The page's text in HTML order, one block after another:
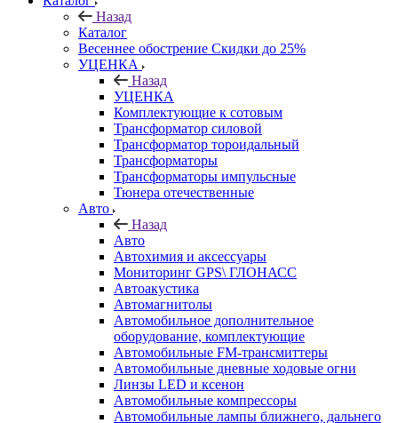
Назад
Каталог
Весеннее обострение Скидки до 25%
УЦЕНКА
Назад
УЦЕНКА
Комплектующие к сотовым
Трансформатор силовой
Трансформатор тороидальный
Трансформаторы
Трансформаторы импульсные
Тюнера отечественные
Авто
Назад
Авто
Автохимия и аксессуары
Мониторинг GPS\ ГЛОНАСС
Автоакустика
Автомагнитолы
Автомобильное дополнительное
оборудование, комплектующие
Автомобильные FM-трансмиттеры
Автомобильные дневные ходовые огни
Линзы LED и ксенон
Автомобильные компрессоры
Автомобильные лампы ближнего, дальнего